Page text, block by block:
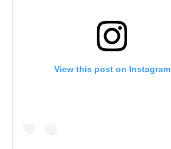
View this post on Instagram